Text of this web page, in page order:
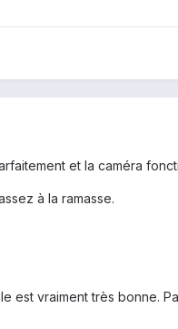
et la caméra
à la ramasse.
est vraiment très bonne.